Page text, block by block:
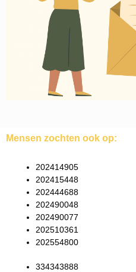
Mensen zochten ook op:
202414905
202415448
202444688
202490048
202490077
202510361
202554800
334343888